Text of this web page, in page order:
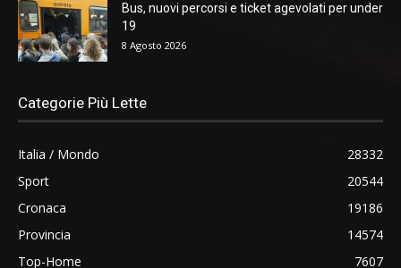
Bus, nuovi percorsi e ticket agevolati per under
19
8 Agosto 2026
Categorie Più Lette
Italia / Mondo
28332
Sport
20544
Cronaca
19186
Provincia
14574
Top-Home
7607